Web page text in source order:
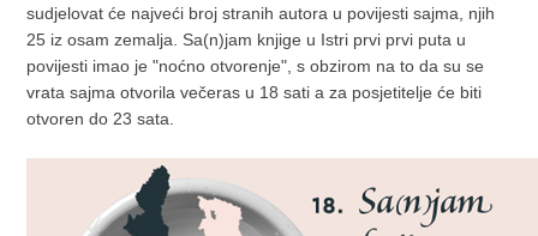
sudjelovat će najveći broj stranih autora u povijesti sajma, njih
25 iz osam zemalja. Sa(n)jam knjige u Istri prvi prvi puta u
povijesti imao je "noćno otvorenje", s obzirom na to da su se
vrata sajma otvorila večeras u 18 sati a za posjetitelje će biti
otvoren do 23 sata.